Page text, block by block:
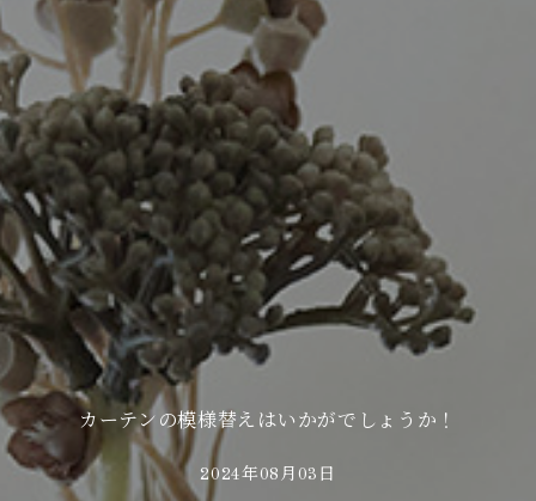
カーテンの模様替えはいかがでしょうか！
2024年08月03日